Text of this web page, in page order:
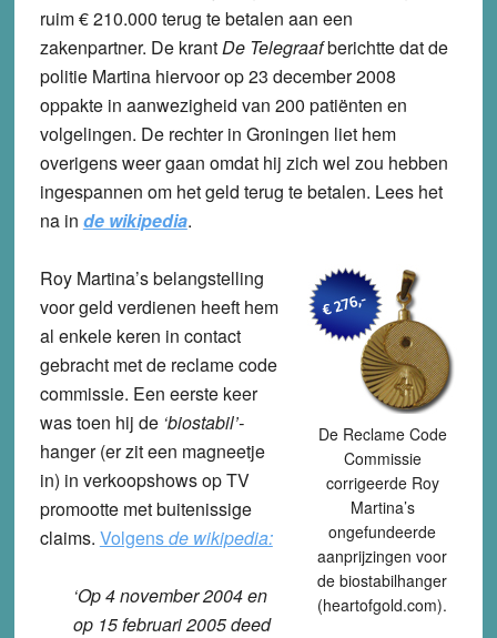
ruim € 210.000 terug te betalen aan een
zakenpartner. De krantDe Telegraafberichtte dat de
politie Martina hiervoor op 23 december 2008
oppakte in aanwezigheid van 200 patiënten en
volgelingen. De rechter in Groningen liet hem
overigens weer gaan omdat hij zich wel zou hebben
ingespannen om het geld terug te betalen. Lees het
na in de wikipedia.
De Reclame Code
Commissie
corrigeerde Roy
Martina’s
ongefundeerde
aanprijzingen voor
de biostabilhanger
(heartofgold.com).
Roy Martina’s belangstelling
voor geld verdienen heeft hem
al enkele keren in contact
gebracht met de reclame code
commissie. Een eerste keer
was toen hij de ‘biostabil’-
hanger (er zit een magneetje
in) in verkoopshows op TV
promootte met buitenissige
claims. Volgensde wikipedia:
‘Op 4 november 2004 en
op 15 februari 2005 deed